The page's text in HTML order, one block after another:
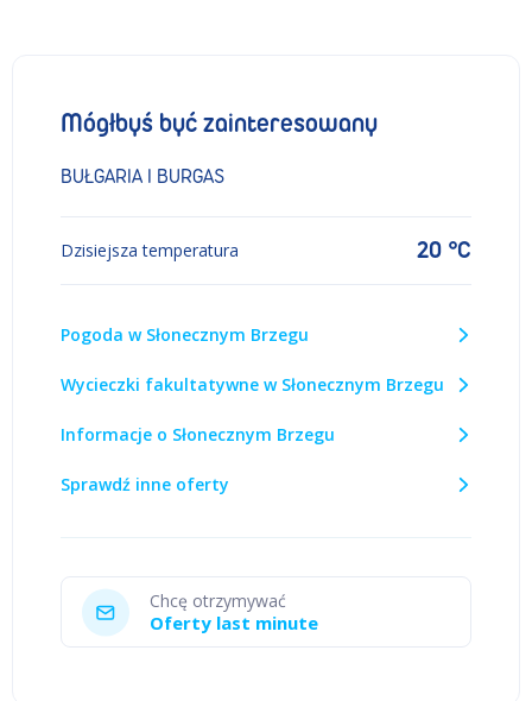
Mógłbyś być zainteresowany
BUŁGARIA I BURGAS
Dzisiejsza temperatura 20 °C
Pogoda w Słonecznym Brzegu
Wycieczki fakultatywne w Słonecznym Brzegu
Informacje o Słonecznym Brzegu
Sprawdź inne oferty
Chcę otrzymywać
Oferty last minute